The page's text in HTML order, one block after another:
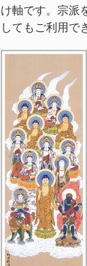
け軸です。宗派
してもご利用で